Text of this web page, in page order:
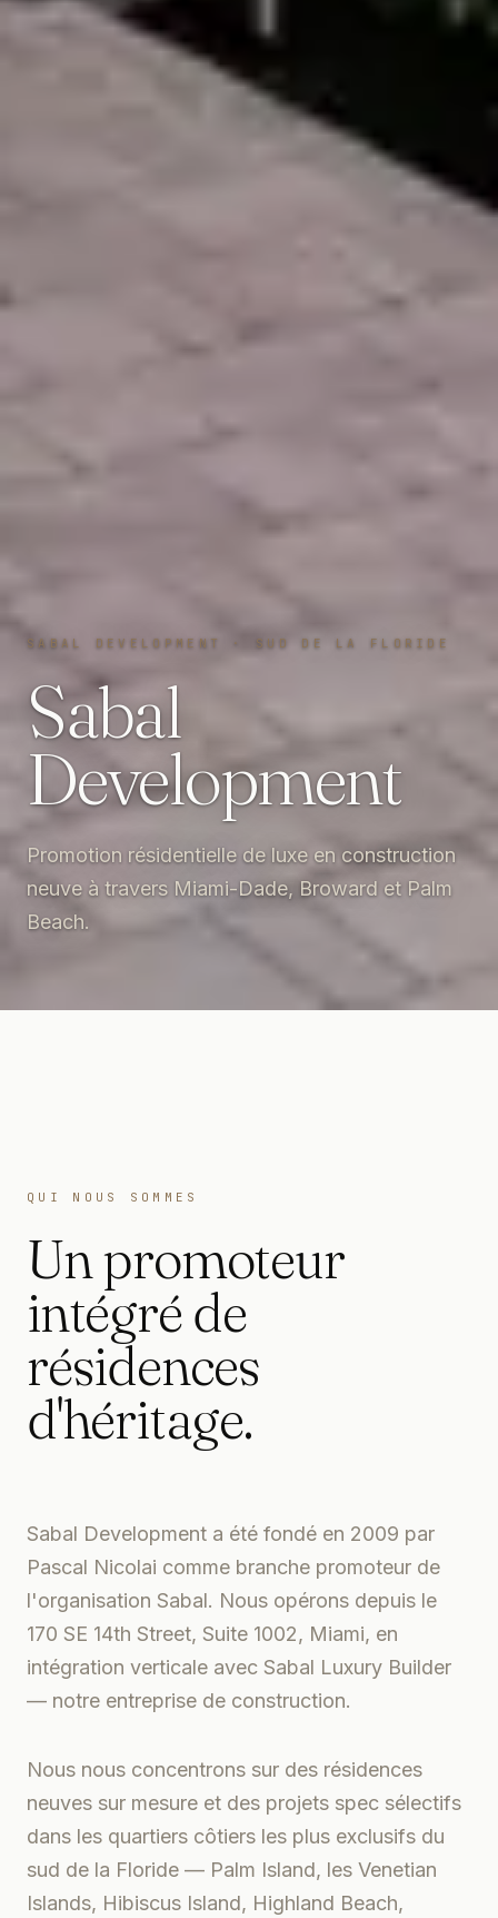
SABAL DEVELOPMENT · SUD DE LA FLORIDE
Sabal
Development
Promotion résidentielle de luxe en construction
neuve à travers Miami-Dade, Broward et Palm
Beach.
QUI NOUS SOMMES
Un promoteur
intégré de
résidences
d'héritage.
Sabal Development a été fondé en 2009 par
Pascal Nicolai comme branche promoteur de
l'organisation Sabal. Nous opérons depuis le
170 SE 14th Street, Suite 1002, Miami, en
intégration verticale avec Sabal Luxury Builder
— notre entreprise de construction.
Nous nous concentrons sur des résidences
neuves sur mesure et des projets spec sélectifs
dans les quartiers côtiers les plus exclusifs du
sud de la Floride — Palm Island, les Venetian
Islands, Hibiscus Island, Highland Beach,